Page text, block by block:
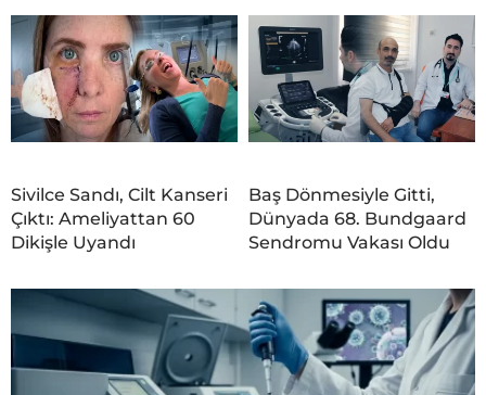
Sivilce Sandı, Cilt Kanseri
Çıktı: Ameliyattan 60
Dikişle Uyandı
Baş Dönmesiyle Gitti,
Dünyada 68. Bundgaard
Sendromu Vakası Oldu